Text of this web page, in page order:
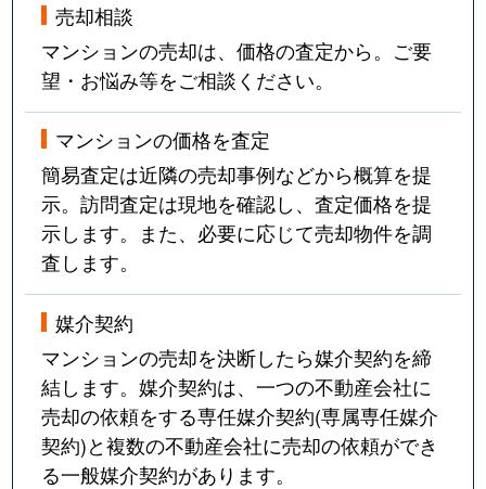
売却相談
マンションの売却は、価格の査定から。ご要
望・お悩み等をご相談ください。
マンションの価格を査定
簡易査定は近隣の売却事例などから概算を提
示。訪問査定は現地を確認し、査定価格を提
示します。また、必要に応じて売却物件を調
査します。
媒介契約
マンションの売却を決断したら媒介契約を締
結します。媒介契約は、一つの不動産会社に
売却の依頼をする専任媒介契約(専属専任媒介
契約)と複数の不動産会社に売却の依頼ができ
る一般媒介契約があります。